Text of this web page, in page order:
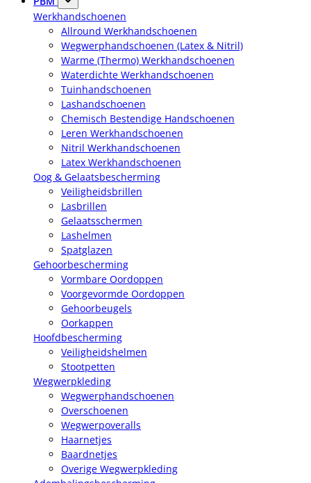
Werkhandschoenen
Allround Werkhandschoenen
Wegwerphandschoenen (Latex & Nitril)
Warme (Thermo) Werkhandschoenen
Waterdichte Werkhandschoenen
Tuinhandschoenen
Lashandschoenen
Chemisch Bestendige Handschoenen
Leren Werkhandschoenen
Nitril Werkhandschoenen
Latex Werkhandschoenen
Oog & Gelaatsbescherming
Veiligheidsbrillen
Lasbrillen
Gelaatsschermen
Lashelmen
Spatglazen
Gehoorbescherming
Vormbare Oordoppen
Voorgevormde Oordoppen
Gehoorbeugels
Oorkappen
Hoofdbescherming
Veiligheidshelmen
Stootpetten
Wegwerpkleding
Wegwerphandschoenen
Overschoenen
Wegwerpoveralls
Haarnetjes
Baardnetjes
Overige Wegwerpkleding